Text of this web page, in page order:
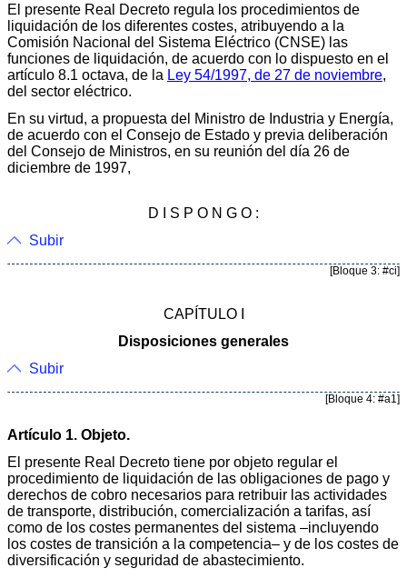
El presente Real Decreto regula los procedimientos de
liquidación de los diferentes costes, atribuyendo a la
Comisión Nacional del Sistema Eléctrico (CNSE) las
funciones de liquidación, de acuerdo con lo dispuesto en el
artículo 8.1 octava, de la Ley 54/1997, de 27 de noviembre,
del sector eléctrico.
En su virtud, a propuesta del Ministro de Industria y Energía,
de acuerdo con el Consejo de Estado y previa deliberación
del Consejo de Ministros, en su reunión del día 26 de
diciembre de 1997,
D I S P O N G O :
Subir
[Bloque 3: #ci]
CAPÍTULO I
Disposiciones generales
Subir
[Bloque 4: #a1]
Artículo 1. Objeto.
El presente Real Decreto tiene por objeto regular el
procedimiento de liquidación de las obligaciones de pago y
derechos de cobro necesarios para retribuir las actividades
de transporte, distribución, comercialización a tarifas, así
como de los costes permanentes del sistema –incluyendo
los costes de transición a la competencia– y de los costes de
diversificación y seguridad de abastecimiento.